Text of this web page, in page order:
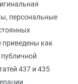
персональные
приведены как
437 и 435